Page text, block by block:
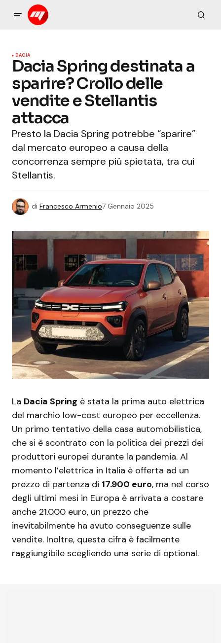
DACIA
Dacia Spring destinata a
sparire? Crollo delle
vendite e Stellantis
attacca
Presto la Dacia Spring potrebbe “sparire”
dal mercato europeo a causa della
concorrenza sempre più spietata, tra cui
Stellantis.
di Francesco Armenio7 Gennaio 2025
La Dacia Spring è stata la prima auto elettrica
del marchio low-cost europeo per eccellenza.
Un primo tentativo della casa automobilistica,
che si è scontrato con la politica dei prezzi dei
produttori europei durante la pandemia. Al
momento l’elettrica in Italia è offerta ad un
prezzo di partenza di 17.900 euro, ma nel corso
degli ultimi mesi in Europa è arrivata a costare
anche 21.000 euro, un prezzo che
inevitabilmente ha avuto conseguenze sulle
vendite. Inoltre, questa cifra è facilmente
raggiungibile scegliendo una serie di optional.